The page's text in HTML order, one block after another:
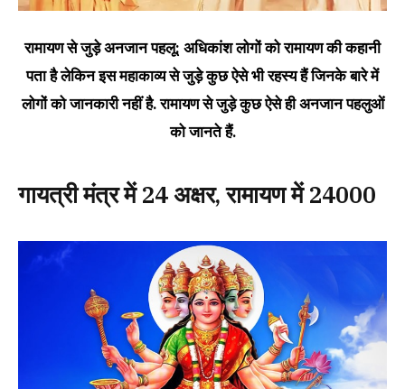
रामायण से जुड़े अनजान पहलू: अधिकांश लोगों को रामायण की कहानी
पता है लेकिन इस महाकाव्य से जुड़े कुछ ऐसे भी रहस्य हैं जिनके बारे में
लोगों को जानकारी नहीं है. रामायण से जुड़े कुछ ऐसे ही अनजान पहलुओं
को जानते हैं.
गायत्री मंत्र में 24 अक्षर, रामायण में 24000